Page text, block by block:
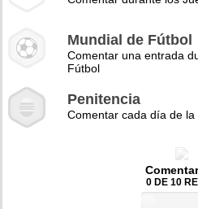
Mundial de Fútbol
Comentar una entrada
Fútbol
Penitencia
Comentar cada día de la
0 DE 10